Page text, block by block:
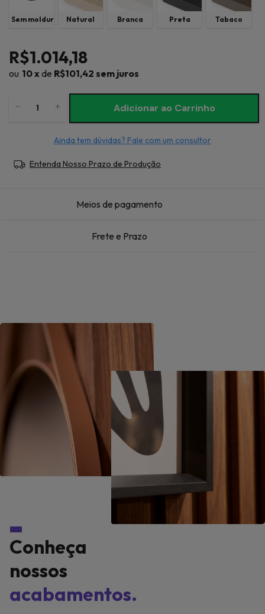
Sem moldura Natural Branca Preta Tabaco
R$1.014,18
10x de R$101,42 sem juros
Ainda tem dúvidas? Fale com um consultor
Entenda Nosso Prazo de Produção
Meios de pagamento
Frete e Prazo
Conheça
nossos
acabamentos.